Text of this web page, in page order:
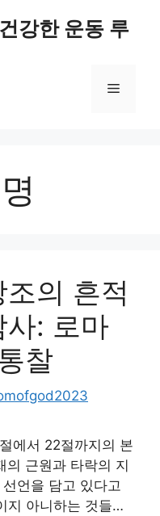
강한 운동 루
Menu
의 흔적
사: 로마
찰
에서 22절까지의 본
의 근원과 타락의 지
언을 담고 있다고
지 아니하는 것들…